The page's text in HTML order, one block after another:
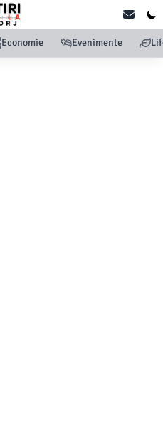
Economie Evenimente